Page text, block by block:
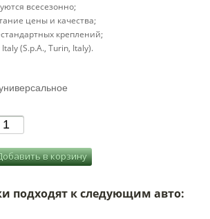
всесезонно;
цены и качества;
креплений;
(S.p.A., Turin, Italy).
подходят к следующим авто: